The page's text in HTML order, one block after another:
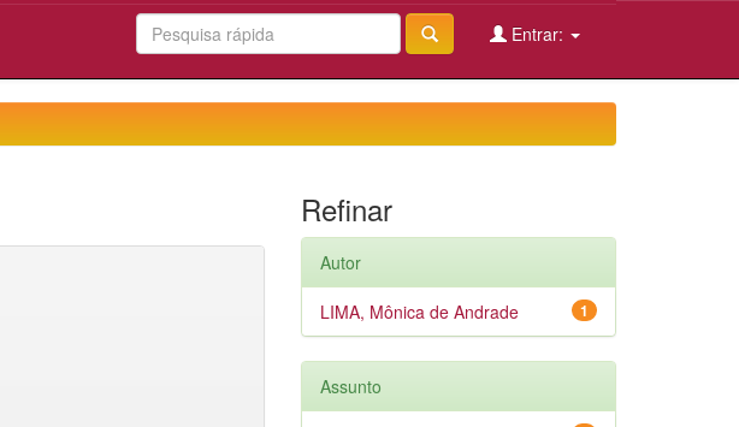
Entrar:
Refinar
Autor
1
LIMA, Mônica de Andrade
Assunto